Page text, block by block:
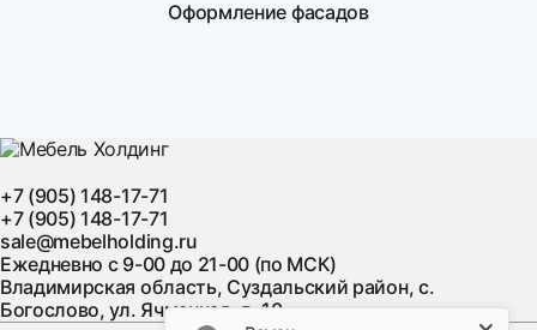
Оформление фасадов
+7 (905) 148-17-71
+7 (905) 148-17-71
sale@mebelholding.ru
Ежедневно с 9-00 до 21-00 (по МСК)
Владимирская область, Суздальский район, с.
Богослово, ул. Ячменная, д. 10